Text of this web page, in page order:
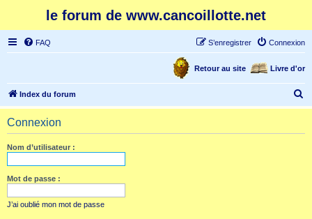
le forum de www.cancoillotte.net
FAQ Connexion
S’enregistrer
Livre d'or
Retour au site
Index du forum
e
Connexion
Nom d’utilisateur :
Mot de passe :
J’ai oublié mon mot de passe